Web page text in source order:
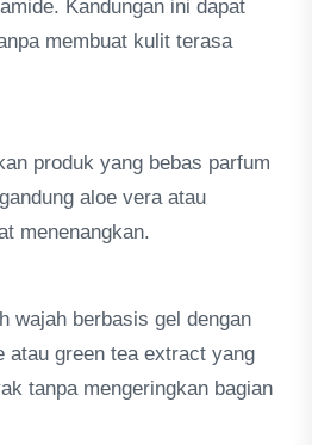
Kandungan ini dapat
membuat kulit terasa
produk yang bebas parfum
aloe vera atau
menenangkan.
wajah berbasis gel dengan
atau green tea extract yang
tanpa mengeringkan bagian